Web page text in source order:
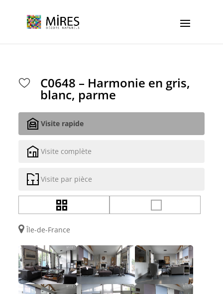
C0648 – Harmonie en gris,
blanc, parme
Visite rapide
Visite complète
Visite par pièce
Île-de-France